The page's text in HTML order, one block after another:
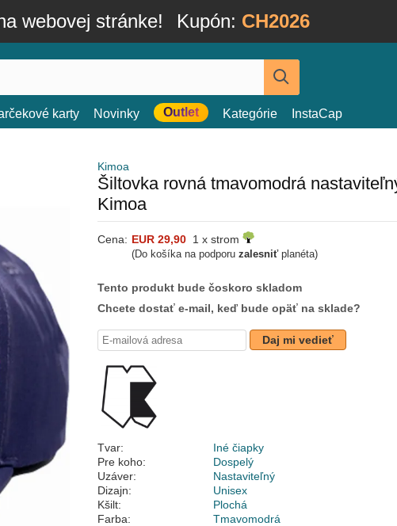
webovej stránke! Kupón: CH2026
karty Novinky Outlet Kategórie InstaCap
Kimoa
Šiltovka rovná tmavomodrá
Kimoa
Cena: EUR 29,90 1 x strom
(Do košíka na podporu zalesniťplanéta)
Tento produkt bude čoskoro skladom
Chcete dostať e-mail, keď bude opäť na sklade?
Daj mi vedieť
Tvar:
Iné čiapky
Pre koho:
Dospelý
Uzáver:
Nastaviteľný
Dizajn:
Unisex
Kšilt:
Plochá
Farba:
Tmavomodrá